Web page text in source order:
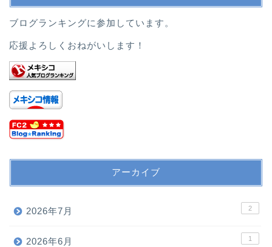
ブログランキングに参加しています。
応援よろしくおねがいします！
アーカイブ
2026年7月 2
2026年6月 1